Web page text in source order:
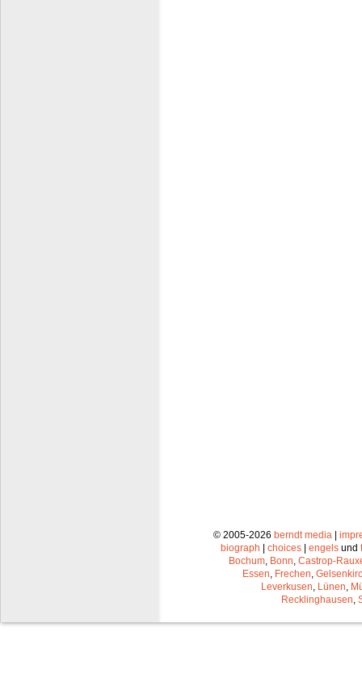
© 2005-2026 berndt media |
biograph | choices | engels und
Bochum Bonn Castrop-
Essen Frechen
Leverkusen Lünen
Recklinghausen